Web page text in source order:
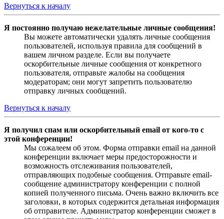
Вернуться к началу
Я постоянно получаю нежелательные личные сообщения!
Вы можете автоматически удалять личные сообщения
пользователей, используя правила для сообщений в
вашем личном разделе. Если вы получаете
оскорбительные личные сообщения от конкретного
пользователя, отправьте жалобы на сообщения
модераторам; они могут запретить пользователю
отправку личных сообщений.
Вернуться к началу
Я получил спам или оскорбительный email от кого-то с
этой конференции!
Мы сожалеем об этом. Форма отправки email на данной
конференции включает меры предосторожности и
возможность отслеживания пользователей,
отправляющих подобные сообщения. Отправьте email-
сообщение администратору конференции с полной
копией полученного письма. Очень важно включить все
заголовки, в которых содержится детальная информация
об отправителе. Администратор конференции сможет в